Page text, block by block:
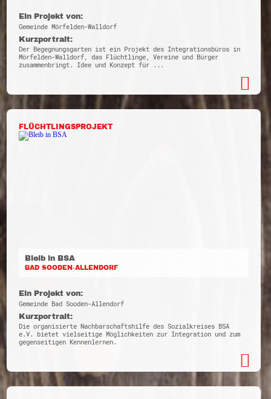
Ein Projekt von:
Gemeinde Mörfelden-Walldorf
Kurzportrait:
Der Begegnungsgarten ist ein Projekt des Integrationsbüros in
Mörfelden-Walldorf, das Flüchtlinge, Vereine und Bürger
zusammenbringt. Idee und Konzept für ...
FLÜCHTLINGSPROJEKT
Bleib in BSA
BAD SOODEN-ALLENDORF
Ein Projekt von:
Gemeinde Bad Sooden-Allendorf
Kurzportrait:
Die organisierte Nachbarschaftshilfe des Sozialkreises BSA
e.V. bietet vielseitige Möglichkeiten zur Integration und zum
gegenseitigen Kennenlernen.